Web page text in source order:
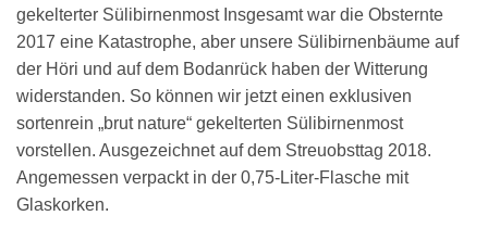
gekelterter Sülibirnenmost Insgesamt war die Obsternte
2017 eine Katastrophe, aber unsere Sülibirnenbäume auf
der Höri und auf dem Bodanrück haben der Witterung
widerstanden. So können wir jetzt einen exklusiven
sortenrein „brut nature“ gekelterten Sülibirnenmost
vorstellen. Ausgezeichnet auf dem Streuobsttag 2018.
Angemessen verpackt in der 0,75-Liter-Flasche mit
Glaskorken.